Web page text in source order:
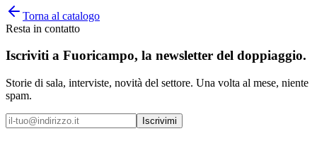
Torna al catalogo
Resta in contatto
Iscriviti a Fuoricampo, la newsletter del doppiaggio.
Storie di sala, interviste, novità del settore. Una volta al mese, niente
spam.
Iscrivimi